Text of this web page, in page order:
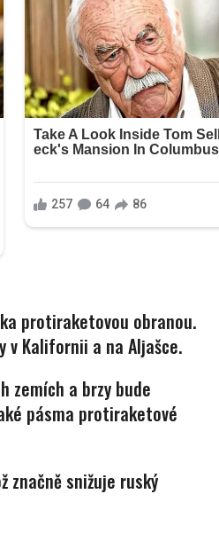
protiraketovou obranou.
v Kalifornii a na Aljašce.
zemích a brzy bude
pásma protiraketové
značně snižuje ruský